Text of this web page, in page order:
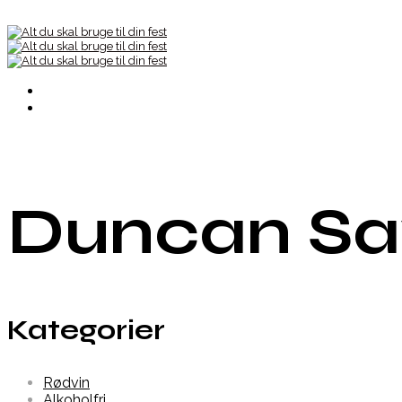
Duncan
Kategorier
Rødvin